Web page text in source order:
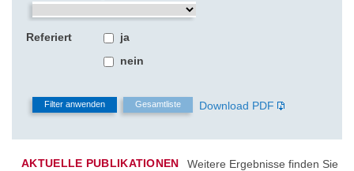
Referiert
ja
nein
Download PDF
AKTUELLE PUBLIKATIONEN
Weitere Ergebnisse finden Sie